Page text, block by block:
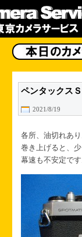
ペンタックス
2021/8/19
各所、油切れあり
巻き上げると、少
幕速も不安定です